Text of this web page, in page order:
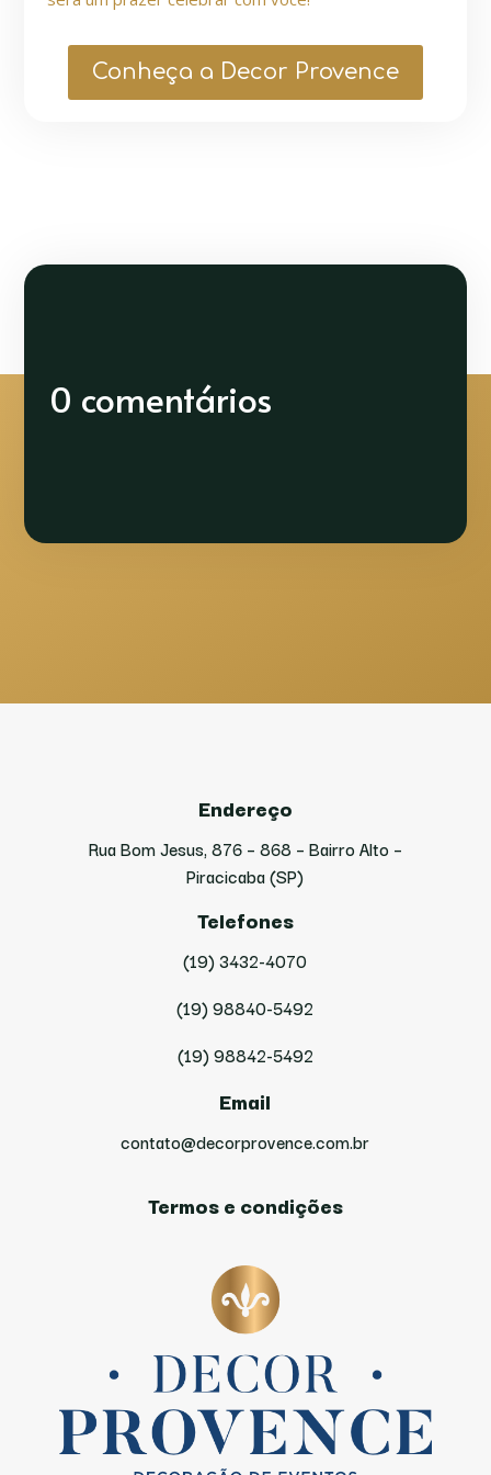
Conheça a Decor Provence
0 comentários
Endereço
Rua Bom Jesus, 876 – 868 – Bairro Alto –
Piracicaba (SP)
Telefones
(19) 3432-4070
(19) 98840-5492
(19) 98842-5492
Email
contato@decorprovence.com.br
Termos e condições